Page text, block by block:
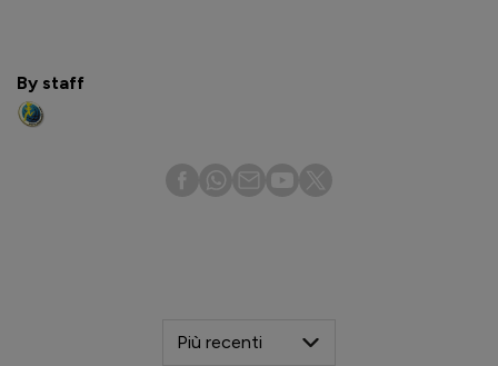
By staff